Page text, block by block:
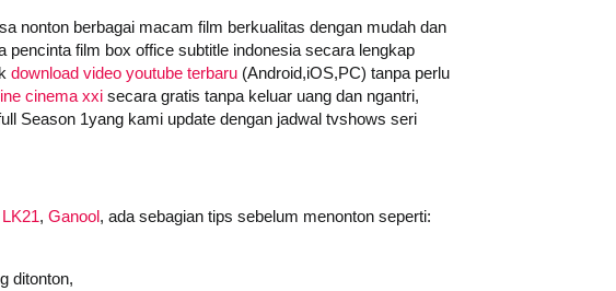
nonton berbagai macam film berkualitas dengan mudah dan
film box office subtitle indonesia secara lengkap
download video youtube terbaru (Android,iOS,PC) tanpa perlu
cinema xxi secara gratis tanpa keluar uang dan ngantri,
Season 1yang kami update dengan jadwal tvshows seri
LK21, Ganool, ada sebagian tips sebelum menonton seperti:
ditonton,